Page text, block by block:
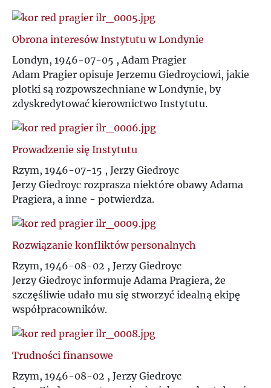
Obrona interesów Instytutu w Londynie
Londyn, 1946-07-05 , Adam Pragier
Adam Pragier opisuje Jerzemu Giedroyciowi, jakie
plotki są rozpowszechniane w Londynie, by
zdyskredytować kierownictwo Instytutu.
Prowadzenie się Instytutu
Rzym, 1946-07-15 , Jerzy Giedroyc
Jerzy Giedroyc rozprasza niektóre obawy Adama
Pragiera, a inne - potwierdza.
Rozwiązanie konfliktów personalnych
Rzym, 1946-08-02 , Jerzy Giedroyc
Jerzy Giedroyc informuje Adama Pragiera, że
szczęśliwie udało mu się stworzyć idealną ekipę
współpracowników.
Trudności finansowe
Rzym, 1946-08-02 , Jerzy Giedroyc